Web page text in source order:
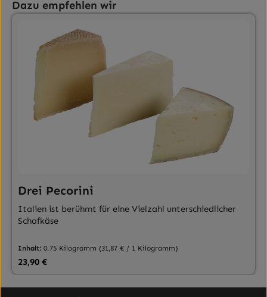
Produktgalerie überspringen
Dazu empfehlen wir
Drei Pecorini
Italien ist berühmt für eine Vielzahl unterschiedlicher
Schafkäse
Inhalt:0.75 Kilogramm (31,87 € / 1 Kilogramm)
Regulärer Preis:
23,90 €